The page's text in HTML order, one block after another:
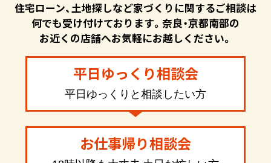
住宅ローン、土地探しなど家づくりに関するご相談は
何でも受け付けております。奈良・京都南部の
お近くの店舗へお気軽にお越しください。
平日ゆっくり相談会
平日ゆっくりと相談したい方
お仕事帰り相談会